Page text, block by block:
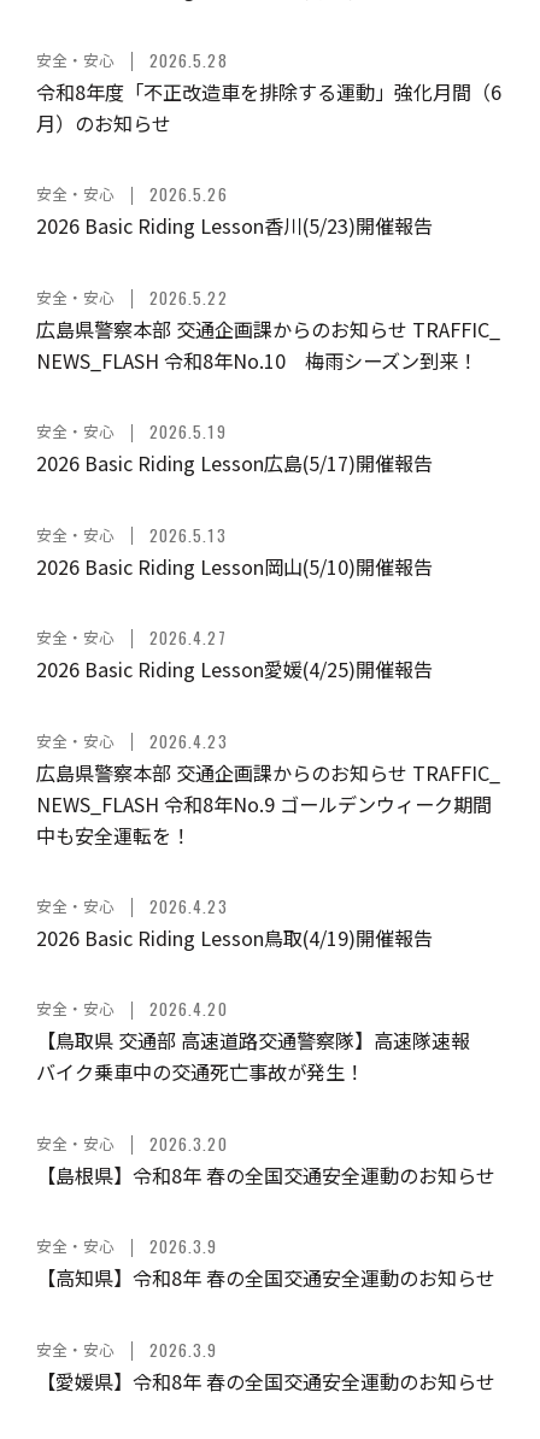
安全・安心 2026.5.28
令和8年度「不正改造車を排除する運動」強化月間（6
月）のお知らせ
安全・安心 2026.5.26
2026 Basic Riding Lesson香川(5/23)開催報告
安全・安心 2026.5.22
広島県警察本部 交通企画課からのお知らせ TRAFFIC_
NEWS_FLASH 令和8年No.10 梅雨シーズン到来！
安全・安心 2026.5.19
2026 Basic Riding Lesson広島(5/17)開催報告
安全・安心 2026.5.13
2026 Basic Riding Lesson岡山(5/10)開催報告
安全・安心 2026.4.27
2026 Basic Riding Lesson愛媛(4/25)開催報告
安全・安心 2026.4.23
広島県警察本部 交通企画課からのお知らせ TRAFFIC_
NEWS_FLASH 令和8年No.9 ゴールデンウィーク期間
中も安全運転を！
安全・安心 2026.4.23
2026 Basic Riding Lesson鳥取(4/19)開催報告
安全・安心 2026.4.20
【鳥取県 交通部 高速道路交通警察隊】高速隊速報
バイク乗車中の交通死亡事故が発生！
安全・安心 2026.3.20
【島根県】令和8年 春の全国交通安全運動のお知らせ
安全・安心 2026.3.9
【高知県】令和8年 春の全国交通安全運動のお知らせ
安全・安心 2026.3.9
【愛媛県】令和8年 春の全国交通安全運動のお知らせ